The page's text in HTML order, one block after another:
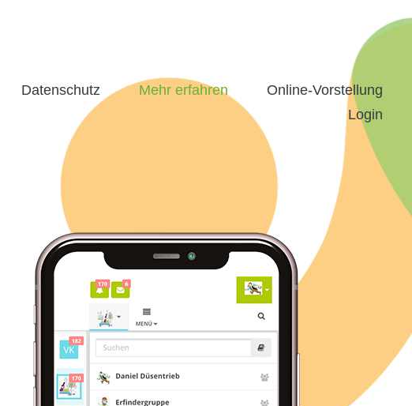
Datenschutz Mehr erfahren
Online-Vorstellung
Login